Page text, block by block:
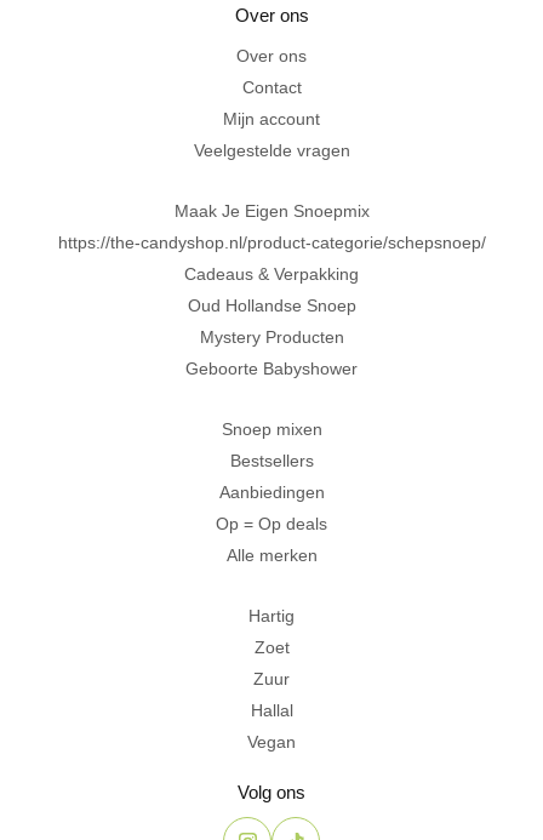
Al 20 jaar in Amersfoort
Over ons
Over ons
Contact
Mijn account
Veelgestelde vragen
Maak Je Eigen Snoepmix
https://the-candyshop.nl/product-categorie/schepsnoep/
Cadeaus & Verpakking
Oud Hollandse Snoep
Mystery Producten
Geboorte Babyshower
Snoep mixen
Bestsellers
Aanbiedingen
Op = Op deals
Alle merken
Hartig
Zoet
Zuur
Hallal
Vegan
Volg ons